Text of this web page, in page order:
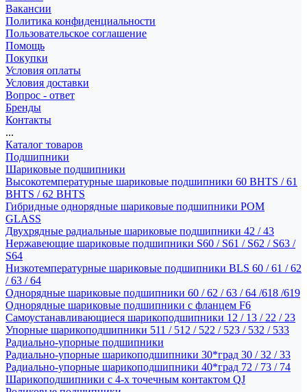
Вакансии
Политика конфиденциальности
Пользовательское соглашение
Помощь
Покупки
Условия оплаты
Условия доставки
Вопрос - ответ
Бренды
Контакты
...
Каталог товаров
Подшипники
Шариковые подшипники
Высокотемпературные шариковые подшипники 60 BHTS / 61
BHTS / 62 BHTS
Гибридные однорядные шариковые подшипники POM
GLASS
Двухрядные радиальные шариковые подшипники 42 / 43
Нержавеющие шариковые подшипники S60 / S61 / S62 / S63 /
S64
Низкотемпературные шариковые подшипники BLS 60 / 61 / 62
/ 63 / 64
Однорядные шариковые подшипники 60 / 62 / 63 / 64 /618 /619
Однорядные шариковые подшипники с фланцем F6
Самоустанавливающиеся шарикоподшипники 12 / 13 / 22 / 23
Упорные шарикоподшипники 511 / 512 / 522 / 523 / 532 / 533
Радиально-упорные подшипники
Радиально-упорные шарикоподшипники 30*град 30 / 32 / 33
Радиально-упорные шарикоподшипники 40*град 72 / 73 / 74
Шарикоподшипники с 4-х точечным контактом QJ